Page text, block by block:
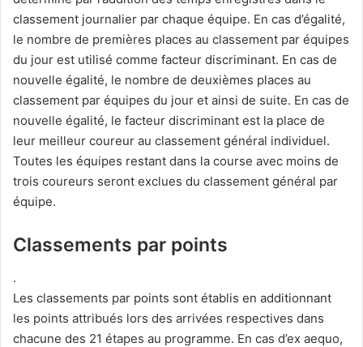
classement journalier par chaque équipe. En cas d’égalité,
le nombre de premières places au classement par équipes
du jour est utilisé comme facteur discriminant. En cas de
nouvelle égalité, le nombre de deuxièmes places au
classement par équipes du jour et ainsi de suite. En cas de
nouvelle égalité, le facteur discriminant est la place de
leur meilleur coureur au classement général individuel.
Toutes les équipes restant dans la course avec moins de
trois coureurs seront exclues du classement général par
équipe.
Classements par points
.
Les classements par points sont établis en additionnant
les points attribués lors des arrivées respectives dans
chacune des 21 étapes au programme. En cas d’ex aequo,